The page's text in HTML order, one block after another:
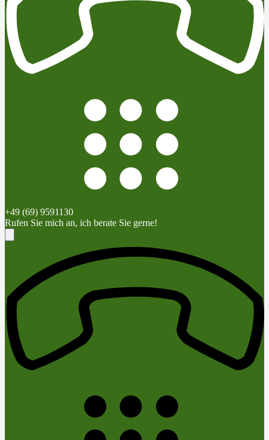
+49 (69) 9591130
Rufen Sie mich an, ich berate Sie gerne!